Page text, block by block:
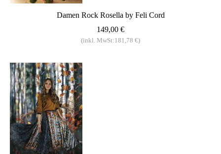
Damen Rock Rosella by Feli Cord
149,00 €
(inkl. MwSt:181,78 €)